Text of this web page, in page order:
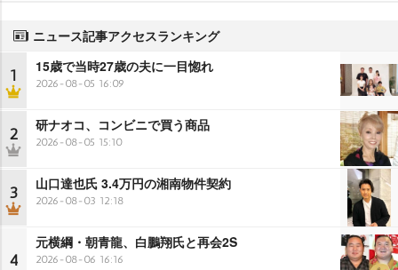
ニュース記事アクセスランキング
1 15歳で当時27歳の夫に一目惚れ
2026-08-05 16:09
2 研ナオコ、コンビニで買う商品
2026-08-05 15:10
3 山口達也氏 3.4万円の湘南物件契約
2026-08-03 12:18
4
元横綱・朝青龍、白鵬翔氏と再会2S
2026-08-06 16:16